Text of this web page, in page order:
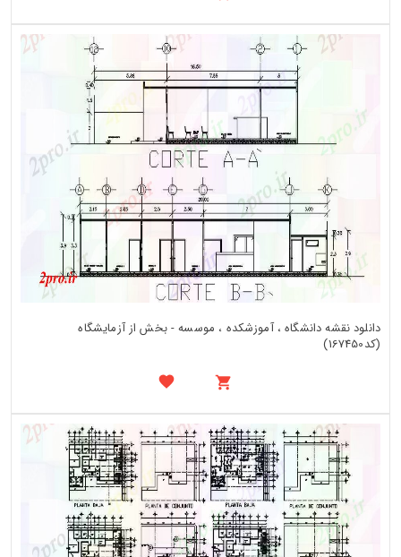
دانلود نقشه دانشگاه ، آموزشکده ، موسسه - بخش از آزمایشگاه
(کد167450)